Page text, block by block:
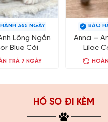
HÀNH 365 NGÀY
Lông Ngắn
Blue Cái
TRẢ 7 NGÀY
BẢO
Anna –
Lilac
HỒ SƠ ĐI KÈM